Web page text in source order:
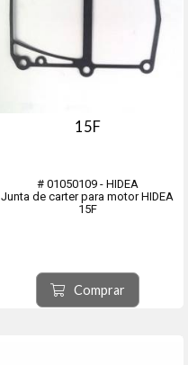
15F
# 01050109 - HIDEA
Junta de carter para motor HIDEA
15F
Comprar